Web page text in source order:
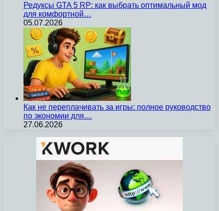
Редуксы GTA 5 RP: как выбрать оптимальный мод
для комфортной…
05.07.2026
Как не переплачивать за игры: полное руководство
по экономии для…
27.06.2026